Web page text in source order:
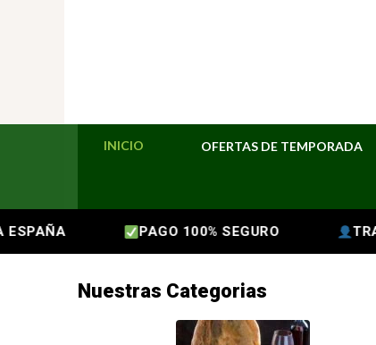
INICIO OFERTAS DE TEMPORADA
PAGO 100% SEGURO
Nuestras Categorias